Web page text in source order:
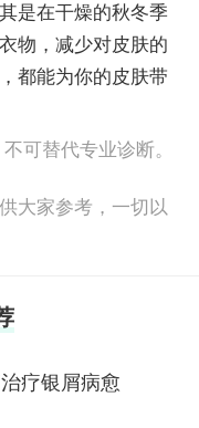
是在干燥的秋冬季
物，减少对皮肤的
都能为你的皮肤带
可替代专业诊断。
大家参考，一切以
疗银屑病愈